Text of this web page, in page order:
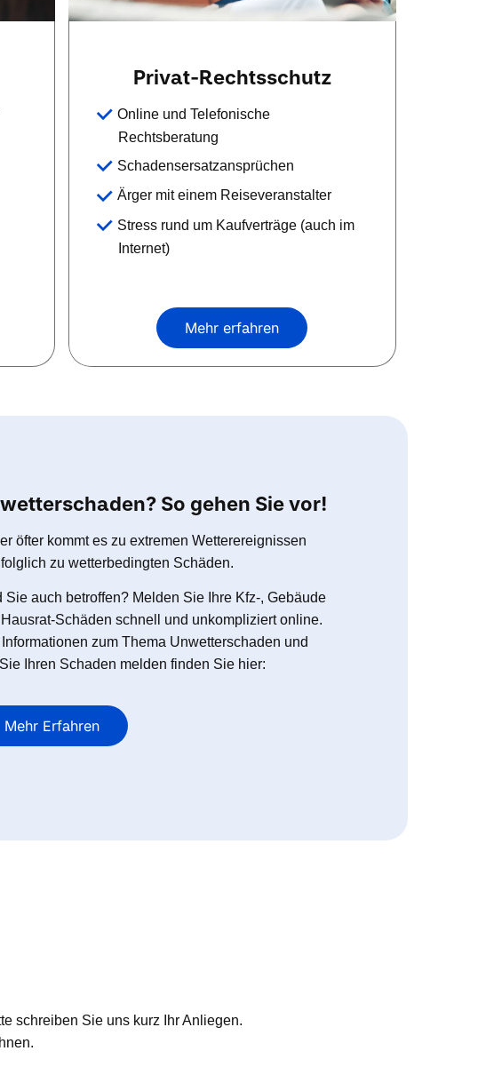
Privat-Rechtsschutz
Online und Telefonische
Rechtsberatung
Schadensersatzansprüchen
Ärger mit einem Reiseveranstalter
Stress rund um Kaufverträge (auch im
Internet)
Mehr erfahren
So gehen Sie vor!
öfter kommt es zu extremen Wetterereignissen
zu wetterbedingten Schäden.
Sie auch betroffen? Melden Sie Ihre Kfz-, Gebäude
Schäden schnell und unkompliziert online.
zum Thema Unwetterschaden und
Ihren Schaden melden finden Sie hier:
Mehr Erfahren
schreiben Sie uns kurz Ihr Anliegen.